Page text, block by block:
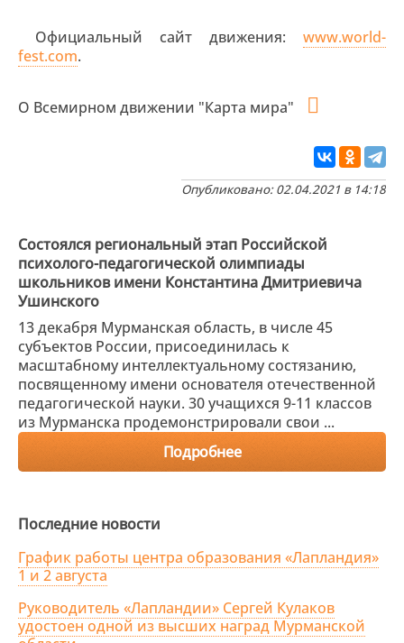
Официальный сайт движения: www.world-
fest.com.
О Всемирном движении "Карта мира"
Опубликовано: 02.04.2021 в 14:18
Состоялся региональный этап Российской
психолого-педагогической олимпиады
школьников имени Константина Дмитриевича
Ушинского
13 декабря Мурманская область, в числе 45
субъектов России, присоединилась к
масштабному интеллектуальному состязанию,
посвященному имени основателя отечественной
педагогической науки. 30 учащихся 9-11 классов
из Мурманска продемонстрировали свои ...
Подробнее
Последние новости
График работы центра образования «Лапландия»
1 и 2 августа
Руководитель «Лапландии» Сергей Кулаков
удостоен одной из высших наград Мурманской